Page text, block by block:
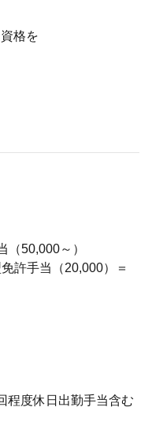
格を
（50,000～）
許手当（20,000）＝
程度休日出勤手当含む